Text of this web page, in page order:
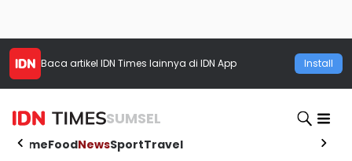
Baca artikel IDN Times lainnya di IDN App Install
SUMSEL
HomeFoodNewsSportTravel